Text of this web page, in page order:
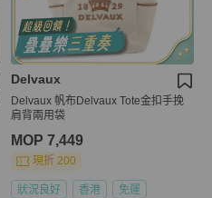
Delvaux
Delvaux 帆布Delvaux Tote金扣手挽
肩背兩用袋
MOP 7,449
現折 200
狀況良好 香港 免運